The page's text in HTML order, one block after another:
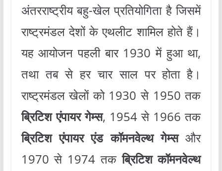
अंतरराष्ट्रीय बहु-खेल प्रतियोगिता है जिसमें
राष्ट्रमंडल देशों के एथलीट शामिल होते हैं।
यह आयोजन पहली बार 1930 में हुआ था,
तथा तब से हर चार साल पर होता है।
राष्ट्रमंडल खेलों को 1930 से 1950 तक
ब्रिटिश एंपायर गेम्स, 1954 से 1966 तक
ब्रिटिश एंपायर एंड कॉमनवेल्थ गेम्सऔर
1970 से 1974 तकब्रिटिश कॉमनवेल्थ